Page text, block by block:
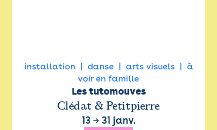
installation danse arts visuels
à
voir en famille
Les tutomouves
Clédat & Petitpierre
13→ 31 janv.